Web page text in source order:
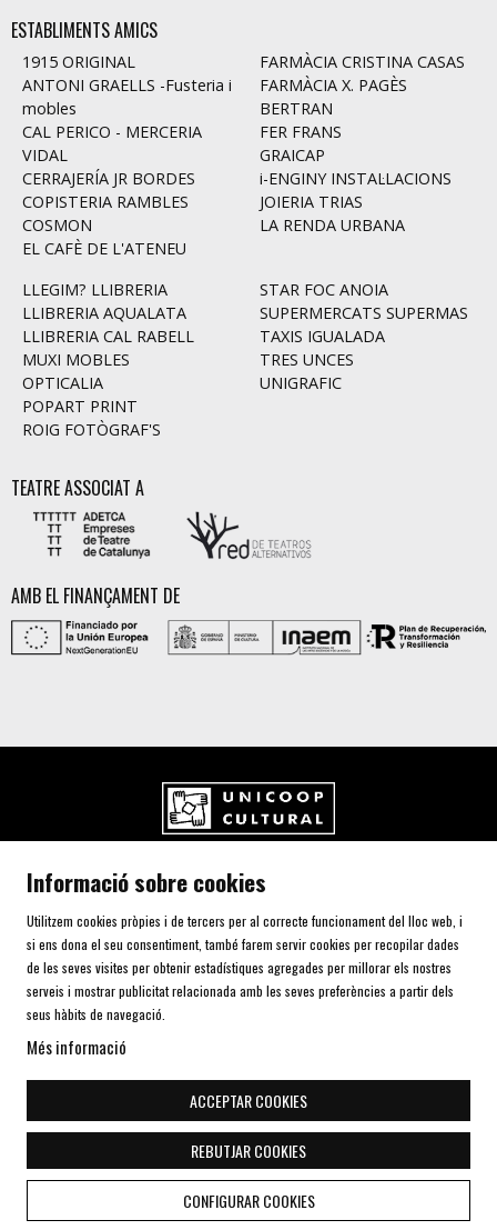
ESTABLIMENTS AMICS
1915 ORIGINAL
ANTONI GRAELLS -Fusteria i
mobles
CAL PERICO - MERCERIA
VIDAL
CERRAJERÍA JR BORDES
COPISTERIA RAMBLES
COSMON
EL CAFÈ DE L'ATENEU
FARMÀCIA CRISTINA CASAS
FARMÀCIA X. PAGÈS
BERTRAN
FER FRANS
GRAICAP
i-ENGINY INSTAL·LACIONS
JOIERIA TRIAS
LA RENDA URBANA
LLEGIM? LLIBRERIA
LLIBRERIA AQUALATA
LLIBRERIA CAL RABELL
MUXI MOBLES
OPTICALIA
POPART PRINT
ROIG FOTÒGRAF'S
STAR FOC ANOIA
SUPERMERCATS SUPERMAS
TAXIS IGUALADA
TRES UNCES
UNIGRAFIC
TEATRE ASSOCIAT A
AMB EL FINANÇAMENT DE
Carrer de l'Aurora, 80 (Plaça de Cal Font)
Telf. 93 805 00 75
AVÍS LEGAL I POLÍTICA DE PRIVACITAT
DECLARACIÓ D'ACCESSIBILITAT
CONTACTE
Link a instagram
Link a youtube
Link a twitter
Link a facebook
Link a telegram
Informació sobre cookies
Utilitzem cookies pròpies i de tercers per al correcte funcionament del lloc web, i
si ens dona el seu consentiment, també farem servir cookies per recopilar dades
de les seves visites per obtenir estadístiques agregades per millorar els nostres
serveis i mostrar publicitat relacionada amb les seves preferències a partir dels
seus hàbits de navegació.
Més informació
ACCEPTAR COOKIES
REBUTJAR COOKIES
CONFIGURAR COOKIES